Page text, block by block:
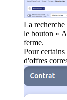
La recherche
le bouton «
ferme.
Pour
d'offres